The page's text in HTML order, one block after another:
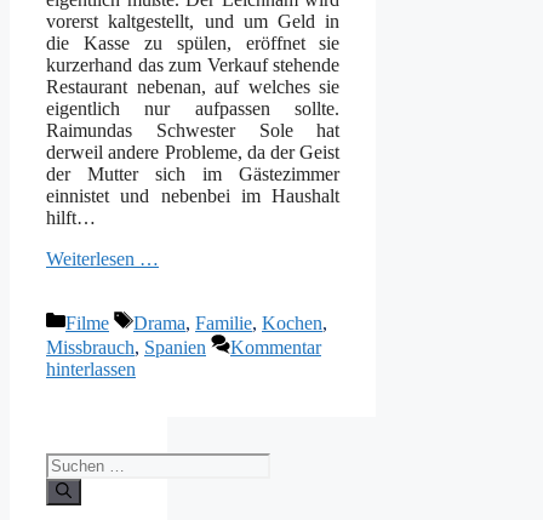
vorerst kaltgestellt, und um Geld in
die Kasse zu spülen, eröffnet sie
kurzerhand das zum Verkauf stehende
Restaurant nebenan, auf welches sie
eigentlich nur aufpassen sollte.
Raimundas Schwester Sole hat
derweil andere Probleme, da der Geist
der Mutter sich im Gästezimmer
einnistet und nebenbei im Haushalt
hilft…
Weiterlesen …
Kategorien
Filme Schlagwörter
Drama, Familie, Kochen,
Missbrauch, Spanien
Kommentar
hinterlassen
Suchen
nach: